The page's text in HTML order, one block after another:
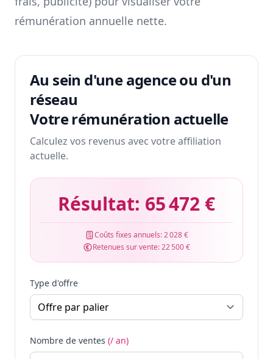
rémunération annuelle nette.
Au sein d'une agence ou d'un
réseau
Votre rémunération actuelle
Calculez vos revenus avec votre affiliation
actuelle.
Résultat: 65 472 €
Coûts fixes annuels:2 028 €
Retenues sur vente:22 500 €
Type d'offre
Nombre de ventes (/ an)